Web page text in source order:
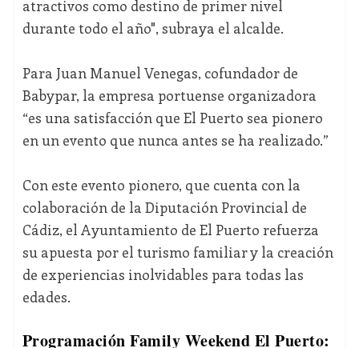
atractivos como destino de primer nivel
durante todo el año", subraya el alcalde.
Para Juan Manuel Venegas, cofundador de
Babypar, la empresa portuense organizadora
“es una satisfacción que El Puerto sea pionero
en un evento que nunca antes se ha realizado.”
Con este evento pionero, que cuenta con la
colaboración de la Diputación Provincial de
Cádiz, el Ayuntamiento de El Puerto refuerza
su apuesta por el turismo familiar y la creación
de experiencias inolvidables para todas las
edades.
Programación Family Weekend El Puerto: